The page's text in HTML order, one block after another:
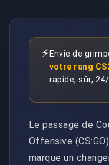
⚡ Envie de
votre rang
rapide, sûr,
Le passage de
Offensive
marque un